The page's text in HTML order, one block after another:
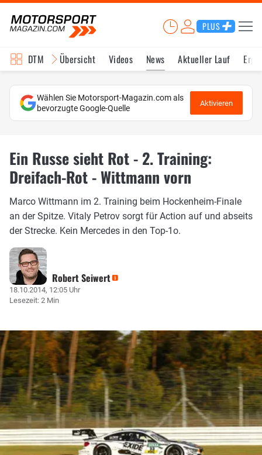
PLUS
DTM Übersicht Videos News Aktueller Lauf
Wählen Sie Motorsport-Magazin.com als
bevorzugte Google-Quelle
Aktivieren
Ein Russe sieht Rot - 2. Training:
Dreifach-Rot - Wittmann vorn
Marco Wittmann im 2. Training beim Hockenheim-Finale
an der Spitze. Vitaly Petrov sorgt für Action auf und abseits
der Strecke. Kein Mercedes in den Top-1o.
Robert Seiwert
18.10.2014, 12:05 Uhr
Lesezeit: 2 Min